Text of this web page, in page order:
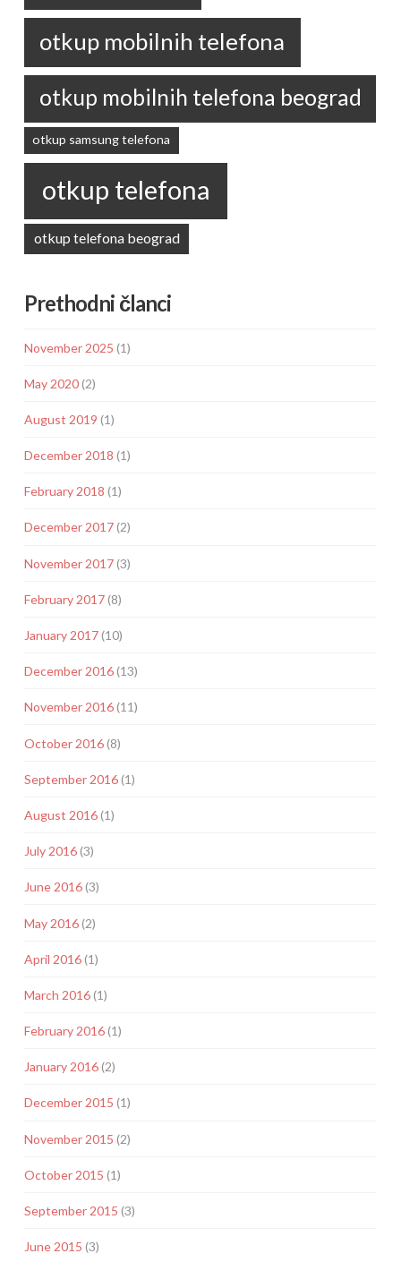
otkup mobilnih telefona
otkup mobilnih telefona beograd
otkup samsung telefona
otkup telefona
otkup telefona beograd
Prethodni članci
November 2025 (1)
May 2020(2)
August 2019 (1)
December 2018 (1)
February 2018 (1)
December 2017(2)
November 2017(3)
February 2017(8)
January 2017(10)
December 2016(13)
November 2016(11)
October 2016(8)
September 2016(1)
August 2016(1)
July 2016(3)
June 2016(3)
May 2016(2)
April 2016(1)
March 2016(1)
February 2016(1)
January 2016(2)
December 2015 (1)
November 2015 (2)
October 2015 (1)
September 2015 (3)
June 2015 (3)